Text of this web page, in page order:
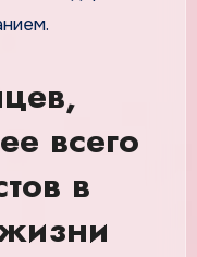
всего
в